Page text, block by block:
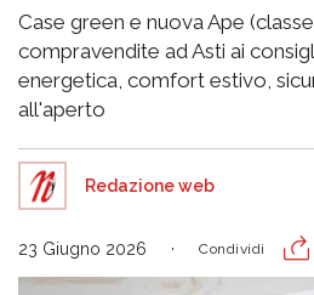
Case green e nuova Ape
compravendite ad Asti ai
energetica, comfort estivo,
all'aperto
Redazione web
23 Giugno 2026 Condividi